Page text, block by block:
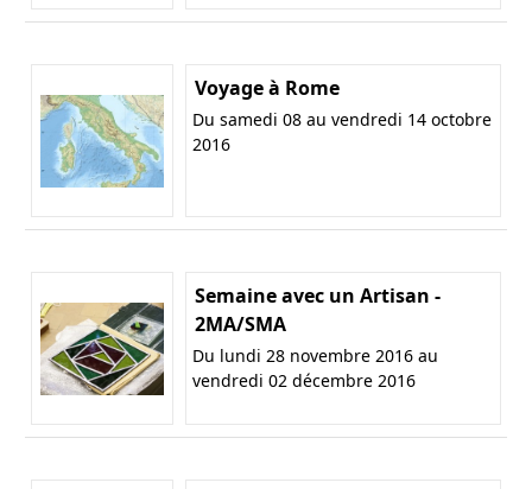
Voyage à Rome
Du samedi 08 au vendredi 14 octobre
2016
Semaine avec un Artisan -
2MA/SMA
Du lundi 28 novembre 2016 au
vendredi 02 décembre 2016